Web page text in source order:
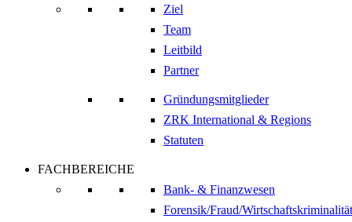
Ziel
Team
Leitbild
Partner
Gründungsmitglieder
ZRK International & Regions
Statuten
FACHBEREICHE
Bank- & Finanzwesen
Forensik/Fraud/Wirtschaftskriminalität